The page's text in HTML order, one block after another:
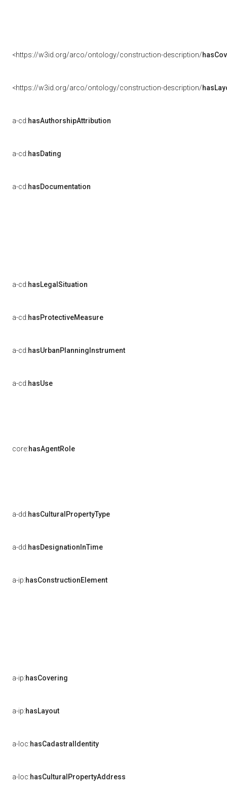
<https://w3id.org/arco/ontology/construction-description/
<https://w3id.org/arco/ontology/construction-description/
a-cd:hasAuthorshipAttribution
a-cd:hasDating
a-cd:hasDocumentation
a-cd:hasLegalSituation
a-cd:hasProtectiveMeasure
a-cd:hasUrbanPlanningInstrument
a-cd:hasUse
core:hasAgentRole
a-dd:hasCulturalPropertyType
a-dd:hasDesignationInTime
a-ip:hasConstructionElement
a-ip:hasCovering
a-ip:hasLayout
a-loc:hasCadastralIdentity
a-loc:hasCulturalPropertyAddress